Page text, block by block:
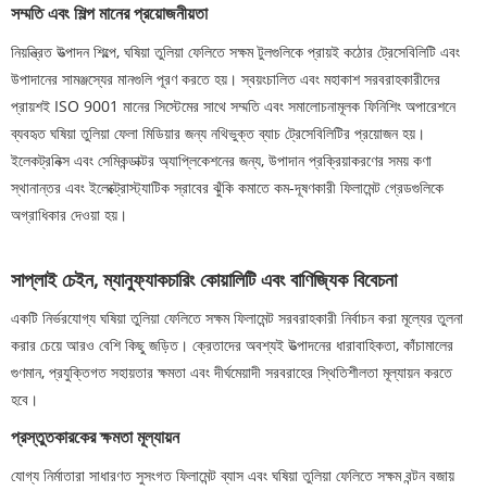
সম্মতি এবং শিল্প মানের প্রয়োজনীয়তা
নিয়ন্ত্রিত উত্পাদন শিল্পে, ঘষিয়া তুলিয়া ফেলিতে সক্ষম টুলগুলিকে প্রায়ই কঠোর ট্রেসেবিলিটি এবং
উপাদানের সামঞ্জস্যের মানগুলি পূরণ করতে হয়। স্বয়ংচালিত এবং মহাকাশ সরবরাহকারীদের
প্রায়শই ISO 9001 মানের সিস্টেমের সাথে সম্মতি এবং সমালোচনামূলক ফিনিশিং অপারেশনে
ব্যবহৃত ঘষিয়া তুলিয়া ফেলা মিডিয়ার জন্য নথিভুক্ত ব্যাচ ট্রেসেবিলিটির প্রয়োজন হয়।
ইলেকট্রনিক্স এবং সেমিকন্ডাক্টর অ্যাপ্লিকেশনের জন্য, উপাদান প্রক্রিয়াকরণের সময় কণা
স্থানান্তর এবং ইলেক্ট্রোস্ট্যাটিক স্রাবের ঝুঁকি কমাতে কম-দূষণকারী ফিলামেন্ট গ্রেডগুলিকে
অগ্রাধিকার দেওয়া হয়।
সাপ্লাই চেইন, ম্যানুফ্যাকচারিং কোয়ালিটি এবং বাণিজ্যিক বিবেচনা
একটি নির্ভরযোগ্য ঘষিয়া তুলিয়া ফেলিতে সক্ষম ফিলামেন্ট সরবরাহকারী নির্বাচন করা মূল্যের তুলনা
করার চেয়ে আরও বেশি কিছু জড়িত। ক্রেতাদের অবশ্যই উত্পাদনের ধারাবাহিকতা, কাঁচামালের
গুণমান, প্রযুক্তিগত সহায়তার ক্ষমতা এবং দীর্ঘমেয়াদী সরবরাহের স্থিতিশীলতা মূল্যায়ন করতে
হবে।
প্রস্তুতকারকের ক্ষমতা মূল্যায়ন
যোগ্য নির্মাতারা সাধারণত সুসংগত ফিলামেন্ট ব্যাস এবং ঘষিয়া তুলিয়া ফেলিতে সক্ষম বন্টন বজায়